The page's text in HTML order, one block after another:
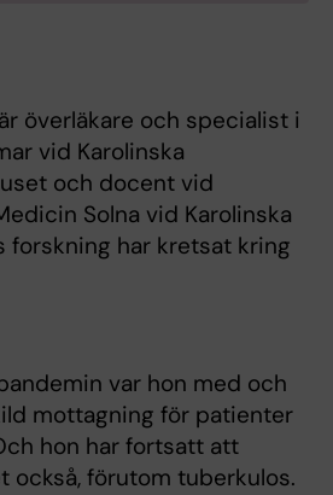
överläkare och specialist i
vid Karolinska
och docent vid
Solna vid Karolinska
forskning har kretsat kring
var hon med och
mottagning för patienter
hon har fortsatt att
också, förutom tuberkulos.